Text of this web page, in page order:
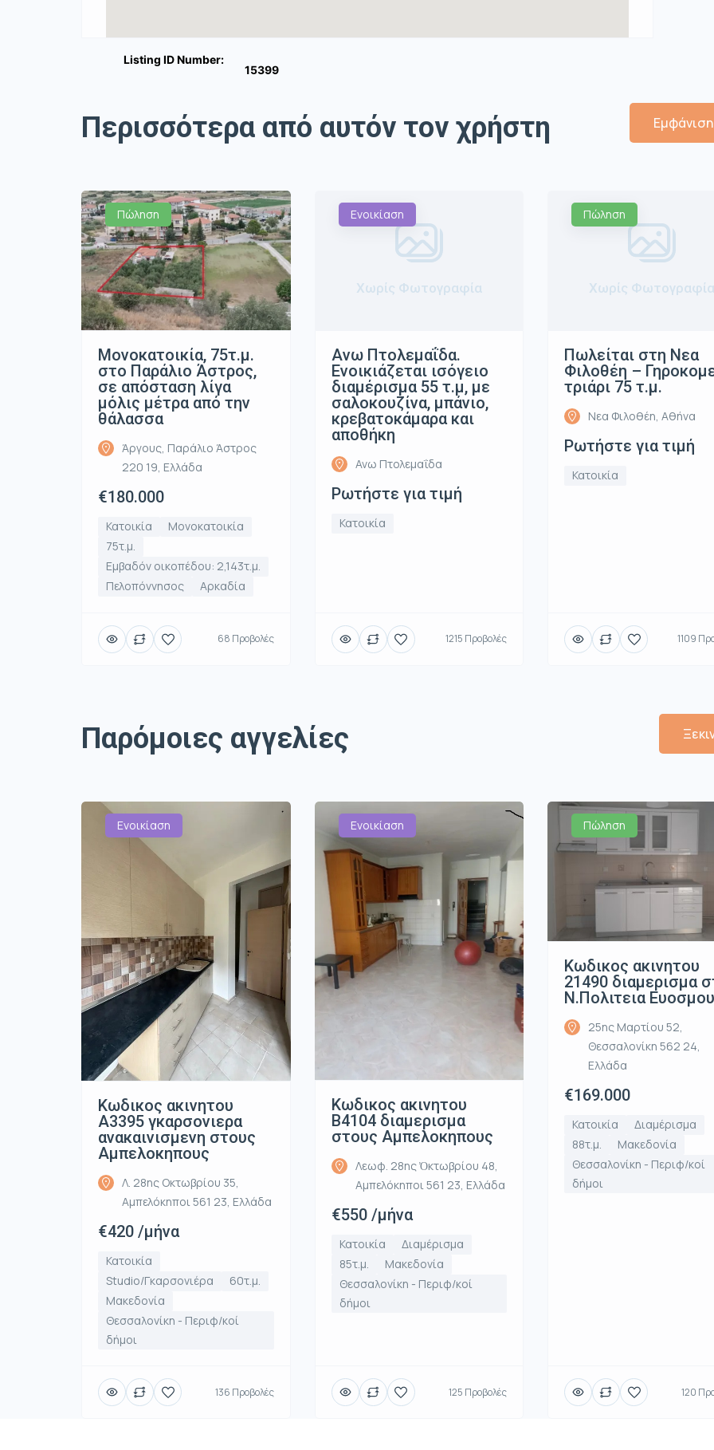
Listing ID Number:
15399
Περισσότερα από αυτόν τον χρήστη
Πώληση
Μονοκατοικία, 75τ.μ.
στο Παράλιο Άστρος,
σε απόσταση λίγα
μόλις μέτρα από την
θάλασσα
Άργους, Παράλιο Άστρος
220 19, Ελλάδα
€180.000
Κατοικία
Μονοκατοικία
75τ.μ.
Εμβαδόν οικοπέδου: 2,143τ.μ.
Πελοπόννησος
Αρκαδία
68 Προβολές
Ενοικίαση
Χωρίς Φωτογραφία
Ανω Πτολεμαΐδα.
Ενοικιάζεται ισόγειο
διαμέρισμα 55 τ.μ, με
σαλοκουζίνα, μπάνιο,
κρεβατοκάμαρα και
αποθήκη
Ανω Πτολεμαΐδα
Ρωτήστε για τιμή
Κατοικία
1215 Προβολές
Πώληση
Χωρίς Φωτογραφία
Πωλείται στη Νεα
Φιλοθέη –
τριάρι 75 τ.μ.
Νεα Φιλοθέη, Αθήνα
Ρωτήστε για τιμή
Κατοικία
1109
Παρόμοιες αγγελίες
Ενοικίαση
Κωδικος ακινητου
Α3395 γκαρσονιερα
ανακαινισμενη στους
Αμπελοκηπους
Λ. 28ης Οκτωβρίου 35,
Αμπελόκηποι 561 23, Ελλάδα
€420 /μήνα
Κατοικία
Studio/Γκαρσονιέρα
60τ.μ.
Μακεδονία
Θεσσαλονίκη - Περιφ/κοί
δήμοι
136 Προβολές
Ενοικίαση
Κωδικος ακινητου
Β4104 διαμερισμα
στους Αμπελοκηπους
Λεωφ. 28ης Ὀκτωβρίου 48,
Αμπελόκηποι 561 23, Ελλάδα
€550 /μήνα
Κατοικία
Διαμέρισμα
85τ.μ.
Μακεδονία
Θεσσαλονίκη - Περιφ/κοί
δήμοι
125 Προβολές
Πώληση
Κωδικος ακινητου
21490 διαμερισμα
Ν.Πολιτεια Ευοσμου
25ης Μαρτίου 52,
Θεσσαλονίκη 562 24,
Ελλάδα
€169.000
Κατοικία
Διαμέρισμα
88τ.μ.
Μακεδονία
Θεσσαλονίκη - Περιφ/κοί
δήμοι
120